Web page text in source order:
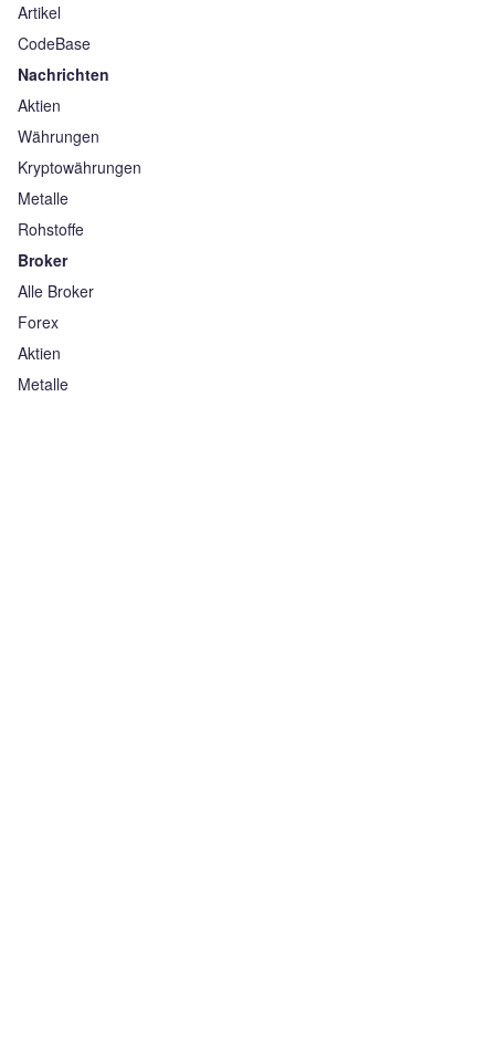
Artikel
CodeBase
Nachrichten
Aktien
Währungen
Kryptowährungen
Metalle
Rohstoffe
Broker
Alle Broker
Forex
Aktien
Metalle